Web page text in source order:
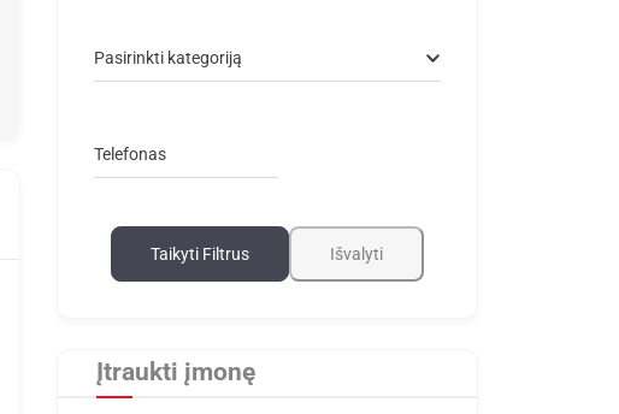
Pasirinkti kategoriją
Telefonas
Taikyti Filtrus Išvalyti
Įtraukti įmonę